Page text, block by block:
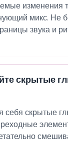
изменения
микс. Не
звука и
скрытые
себя скрытые